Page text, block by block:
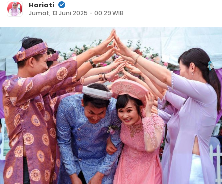
Hariati
Jumat, 13 Juni 2025 - 00:29 WIB